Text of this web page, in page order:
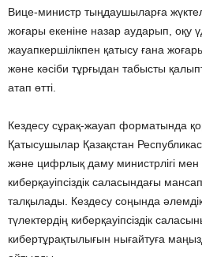
Вице-министр тыңдаушыларға
жоғары екеніне назар аударып, оқу
жауапкершілікпен қатысу ғана
және кәсіби тұрғыдан табысты
атап өтті.
Кездесу сұрақ-жауап форматында
Қатысушылар Қазақстан
және цифрлық даму министрлігі
киберқауіпсіздік саласындағы
талқылады. Кездесу соңында әлемдік
түлектердің киберқауіпсіздік
кибертұрақтылығын нығайтуға